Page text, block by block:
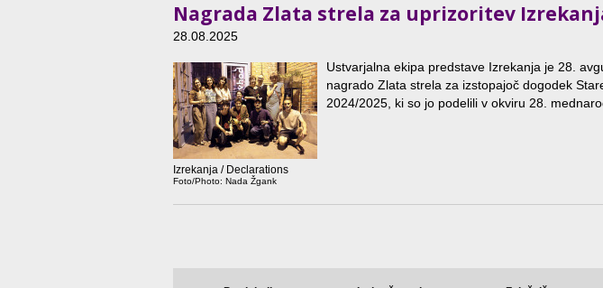
Nagrada Zlata strela za uprizoritev
28.08.2025
Izrekanja / Declarations
Foto/Photo: Nada Žgank
Ustvarjalna ekipa predstave Izrekanja je 28.
nagrado Zlata strela za izstopajoč dogodek
2024/2025, ki so jo podelili v okviru 28.